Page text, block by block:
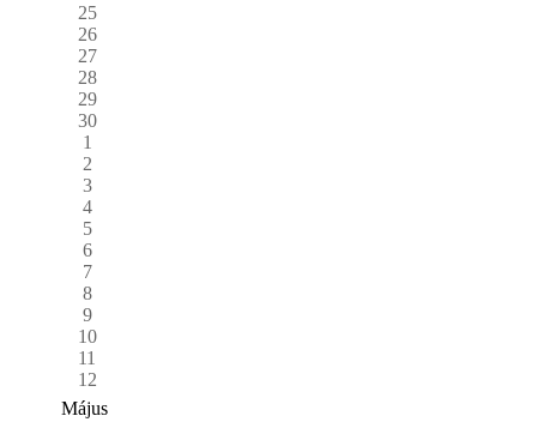
25
26
27
28
29
30
1
2
3
4
5
6
7
8
9
10
11
12
Május